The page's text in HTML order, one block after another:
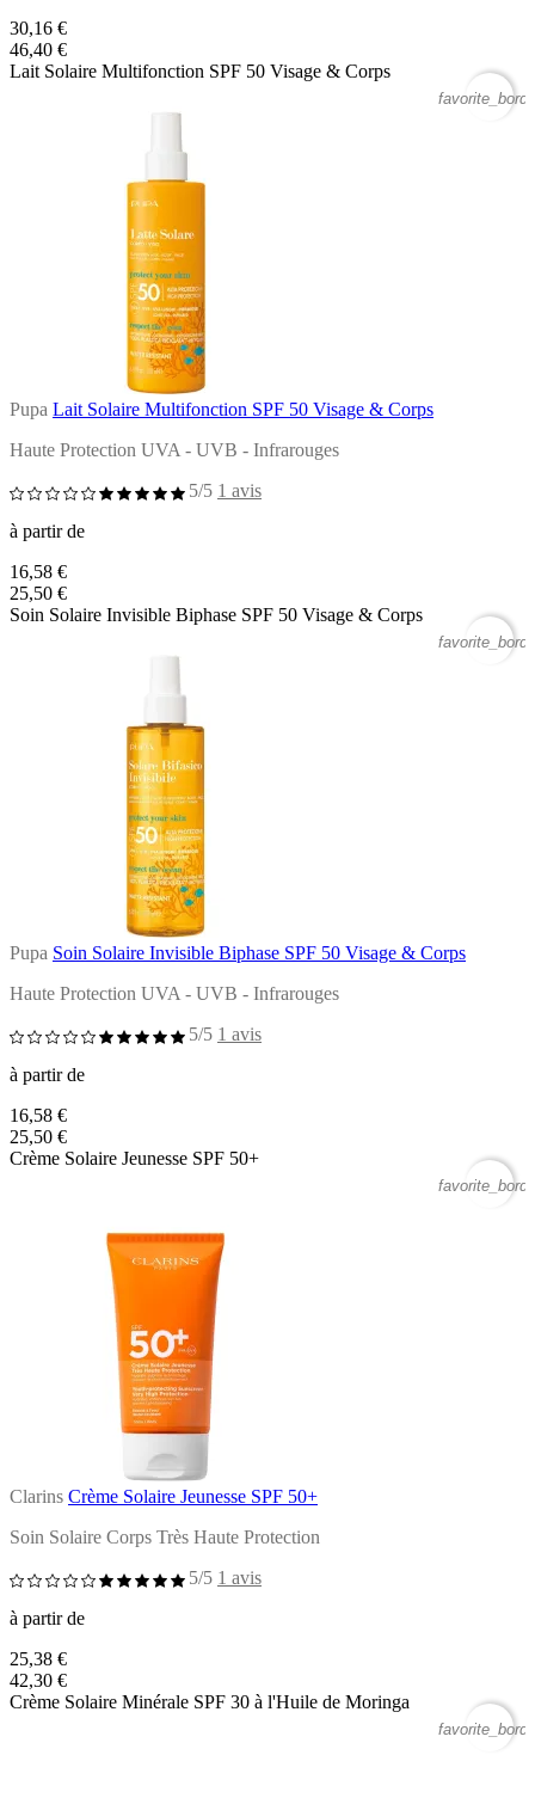
30,16 €
46,40 €
Lait Solaire Multifonction SPF 50 Visage & Corps
Pupa Lait Solaire Multifonction SPF 50 Visage & Corps
Haute Protection UVA - UVB - Infrarouges
5/5 1 avis
à partir de
16,58 €
25,50 €
Soin Solaire Invisible Biphase SPF 50 Visage & Corps
Pupa Soin Solaire Invisible Biphase SPF 50 Visage & Corps
Haute Protection UVA - UVB - Infrarouges
5/5 1 avis
à partir de
16,58 €
25,50 €
Crème Solaire Jeunesse SPF 50+
Clarins Crème Solaire Jeunesse SPF 50+
Soin Solaire Corps Très Haute Protection
5/5 1 avis
à partir de
25,38 €
42,30 €
Crème Solaire Minérale SPF 30 à l'Huile de Moringa